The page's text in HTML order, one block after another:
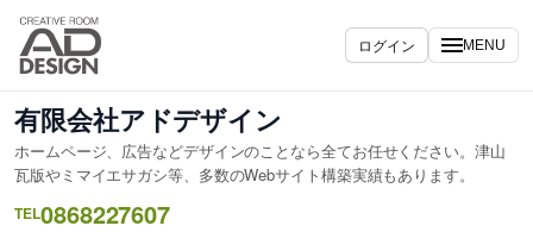
内
を
キ
ッ
プ
ログイン MENU
有限会社アドデザイン
ホームページ、広告などデザインのことなら全てお任せください。津山
瓦版やミマイエサガシ等、多数のWebサイト構築実績もあります。
TEL0868227607